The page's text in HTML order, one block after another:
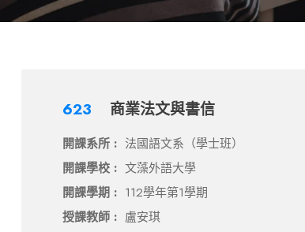
623 商業法文與書信
開課系所 : 法國語文系（學士班）
開課學校 : 文藻外語大學
開課學期 : 112學年第1學期
授課教師 : 盧安琪